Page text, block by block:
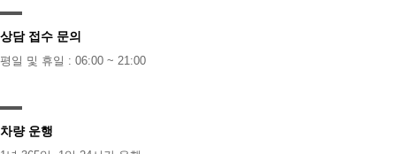
상담 접수 문의
평일 및 휴일 : 06:00 ~ 21:00
차량 운행